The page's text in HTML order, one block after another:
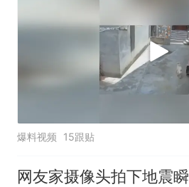
爆料视频 15跟贴
网友家摄像头拍下地震瞬